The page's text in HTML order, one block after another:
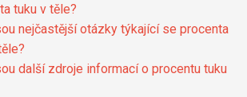
tuku v těle?
nejčastější otázky týkající se procenta
další zdroje informací o procentu tuku